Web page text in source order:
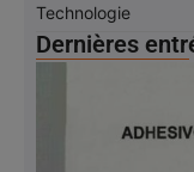
Technologie
Dernières